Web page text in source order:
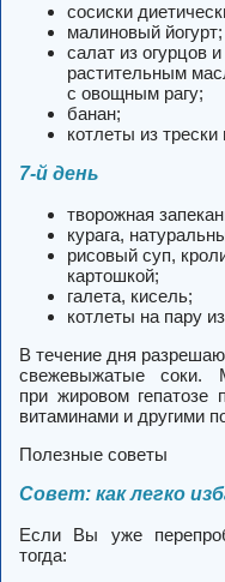
сосиски
малиновый йогурт;
салат из огурцов
растительным
с овощным рагу;
банан;
котлеты из
7-й день
творожная
курага,
рисовый суп,
картошкой;
галета, кисель;
котлеты на пару
В течение дня
свежевыжатые соки.
при жировом
витаминами и другими
Полезные советы
Совет: как легко
Если Вы уже
тогда: